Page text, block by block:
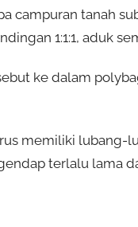
campuran tanah
1:1:1, aduk
ke dalam
memiliki lubang-
terlalu lama